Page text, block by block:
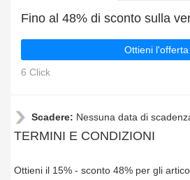
Fino al 48% di sconto sulla
Ottieni l'offerta
6 Click
Scadere: Nessuna data di
TERMINI E CONDIZIONI
Ottieni il 15% - sconto 48% per gli